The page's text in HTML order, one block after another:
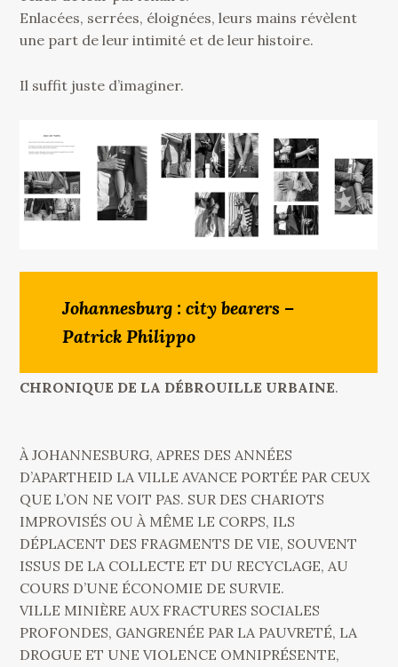
Enlacées, serrées, éloignées, leurs mains révèlent
une part de leur intimité et de leur histoire.
Il suffit juste d’imaginer.
Johannesburg : city bearers –
Patrick Philippo
CHRONIQUE DE LA DÉBROUILLE URBAINE.
À JOHANNESBURG, APRES DES ANNÉES
D’APARTHEID LA VILLE AVANCE PORTÉE PAR CEUX
QUE L’ON NE VOIT PAS. SUR DES CHARIOTS
IMPROVISÉS OU À MÊME LE CORPS, ILS
DÉPLACENT DES FRAGMENTS DE VIE, SOUVENT
ISSUS DE LA COLLECTE ET DU RECYCLAGE, AU
COURS D’UNE ÉCONOMIE DE SURVIE.
VILLE MINIÈRE AUX FRACTURES SOCIALES
PROFONDES, GANGRENÉE PAR LA PAUVRETÉ, LA
DROGUE ET UNE VIOLENCE OMNIPRÉSENTE,